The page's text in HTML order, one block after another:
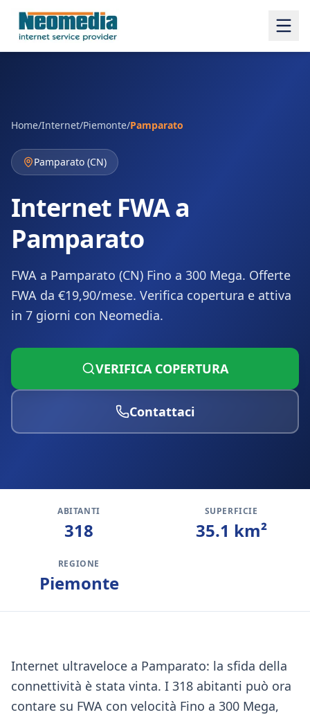
Home/Internet/Piemonte/Pamparato
Pamparato (CN)
Internet FWA a
Pamparato
FWA a Pamparato (CN) Fino a 300 Mega. Offerte
FWA da €19,90/mese. Verifica copertura e attiva
in 7 giorni con Neomedia.
VERIFICA COPERTURA
Contattaci
ABITANTI
318
SUPERFICIE
35.1 km²
REGIONE
Piemonte
Internet ultraveloce a Pamparato: la sfida della
connettività è stata vinta. I 318 abitanti può ora
contare su FWA con velocità Fino a 300 Mega,